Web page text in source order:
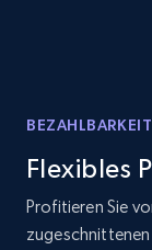
2.1K+
BEZAHLBARKEIT
Flexibles
Profitieren Sie